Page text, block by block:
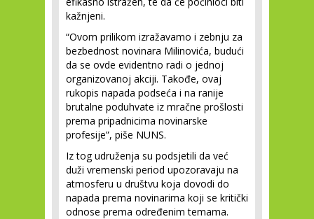
kažnjeni.
“Ovom prilikom izražavamo i zebnju za
bezbednost novinara Milinovića, budući
da se ovde evidentno radi o jednoj
organizovanoj akciji. Takođe, ovaj
rukopis napada podseća i na ranije
brutalne poduhvate iz mračne prošlosti
prema pripadnicima novinarske
profesije”, piše NUNS.
Iz tog udruženja su podsjetili da već
duži vremenski period upozoravaju na
atmosferu u društvu koja dovodi do
napada prema novinarima koji se kritički
odnose prema određenim temama.